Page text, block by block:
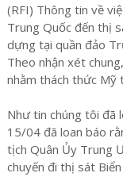
(RFI) Thông tin về
Trung Quốc đến thị
dựng tại quần đảo
Theo nhận xét
nhằm thách thức Mỹ
Như tin chúng tôi đã
15/04 đã loan báo
tịch Quân Ủy Trung
chuyến đi thị sát